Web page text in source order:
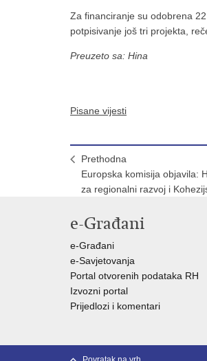
Za financiranje su odobrena
potpisivanje još tri projekta,
Preuzeto sa: Hina
Pisane vijesti
Prethodna
Europska komisija objavila:
za regionalni razvoj i
e-Građani
e-Građani
e-Savjetovanja
Portal otvorenih podataka RH
Izvozni portal
Prijedlozi i komentari